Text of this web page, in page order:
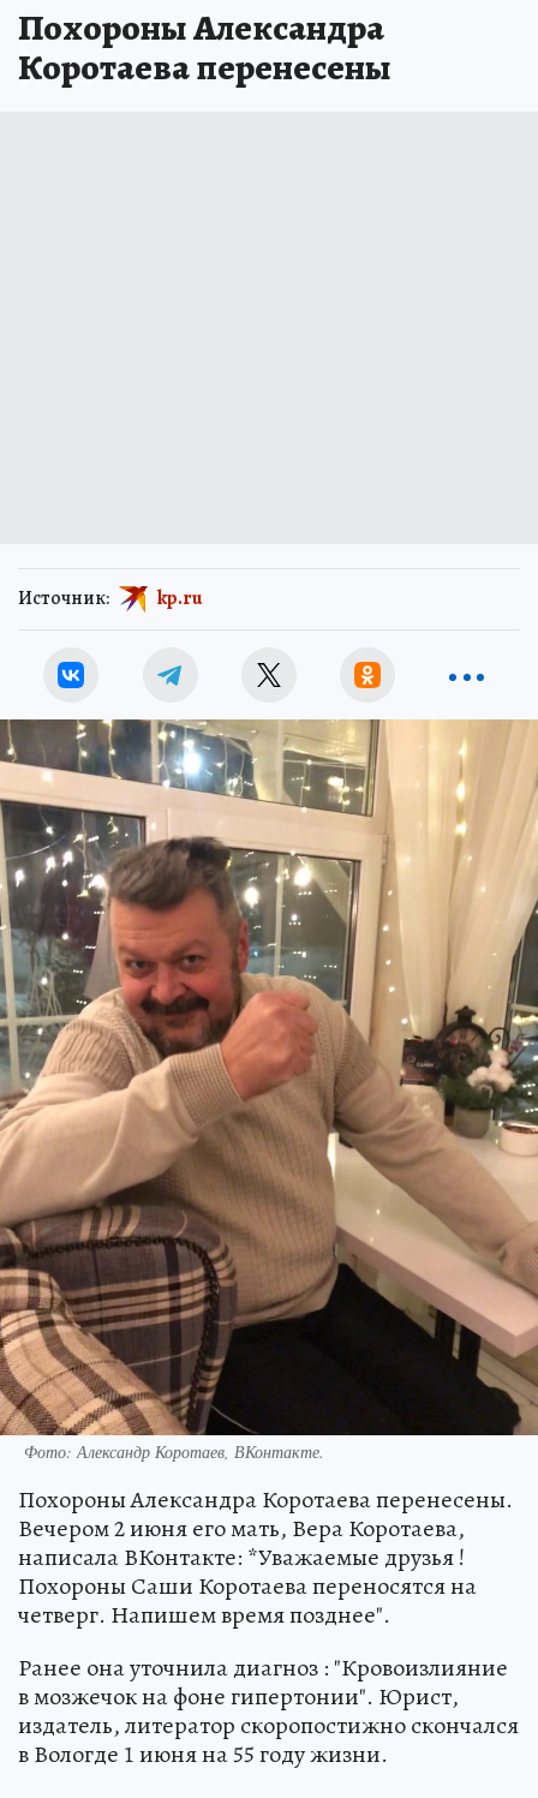
Похороны Александра
Коротаева перенесены
Источник: kp.ru
Фото: Александр Коротаев, ВКонтакте.
Похороны Александра Коротаева перенесены.
Вечером 2 июня его мать, Вера Коротаева,
написала ВКонтакте: *Уважаемые друзья !
Похороны Саши Коротаева переносятся на
четверг. Напишем время позднее".
Ранее она уточнила диагноз : "Кровоизлияние
в мозжечок на фоне гипертонии". Юрист,
издатель, литератор скоропостижно скончался
в Вологде 1 июня на 55 году жизни.